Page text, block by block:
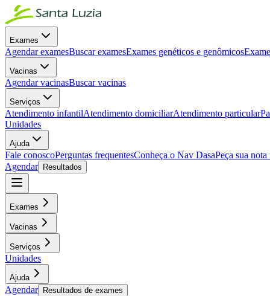
Exames
Agendar examesBuscar examesExames genéticos e genômicos
Vacinas
Agendar vacinasBuscar vacinas
Serviços
Atendimento infantilAtendimento domiciliarAtendimento particular
Unidades
Ajuda
Fale conoscoPerguntas frequentesConheça o Nav DasaPeça sua
Agendar
Resultados
Exames
Vacinas
Serviços
Unidades
Ajuda
Agendar Resultados de exames